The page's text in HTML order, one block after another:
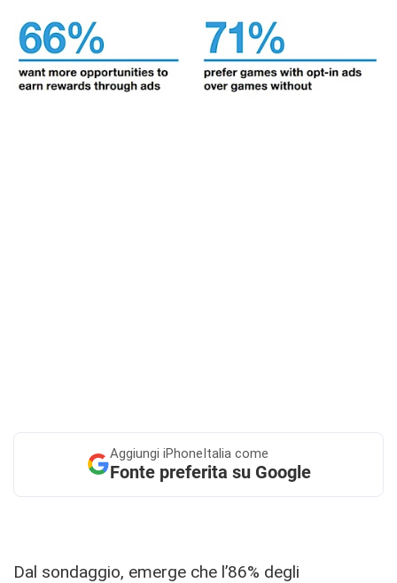
Aggiungi iPhoneItalia come
Fonte preferita su Google
Dal sondaggio, emerge che l’86% degli